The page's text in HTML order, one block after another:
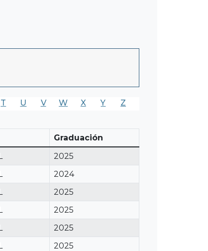
T U V W X Y Z
Graduación
2025
2024
2025
2025
2025
2025